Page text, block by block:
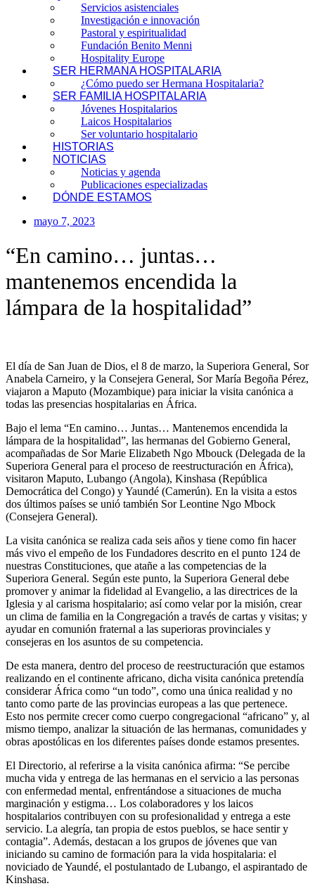
Servicios asistenciales
Investigación e innovación
Pastoral y espiritualidad
Fundación Benito Menni
Hospitality Europe
SER HERMANA HOSPITALARIA
¿Cómo puedo ser Hermana Hospitalaria?
SER FAMILIA HOSPITALARIA
Jóvenes Hospitalarios
Laicos Hospitalarios
Ser voluntario hospitalario
HISTORIAS
NOTICIAS
Noticias y agenda
Publicaciones especializadas
DÓNDE ESTAMOS
mayo 7, 2023
“En camino… juntas…
mantenemos encendida la
lámpara de la hospitalidad”
El día de San Juan de Dios, el 8 de marzo, la Superiora General, Sor
Anabela Carneiro, y la Consejera General, Sor María Begoña Pérez,
viajaron a Maputo (Mozambique) para iniciar la visita canónica a
todas las presencias hospitalarias en África.
Bajo el lema “En camino… Juntas… Mantenemos encendida la
lámpara de la hospitalidad”, las hermanas del Gobierno General,
acompañadas de Sor Marie Elizabeth Ngo Mbouck (Delegada de la
Superiora General para el proceso de reestructuración en África),
visitaron Maputo, Lubango (Angola), Kinshasa (República
Democrática del Congo) y Yaundé (Camerún). En la visita a estos
dos últimos países se unió también Sor Leontine Ngo Mbock
(Consejera General).
La visita canónica se realiza cada seis años y tiene como fin hacer
más vivo el empeño de los Fundadores descrito en el punto 124 de
nuestras Constituciones, que atañe a las competencias de la
Superiora General. Según este punto, la Superiora General debe
promover y animar la fidelidad al Evangelio, a las directrices de la
Iglesia y al carisma hospitalario; así como velar por la misión, crear
un clima de familia en la Congregación a través de cartas y visitas; y
ayudar en comunión fraternal a las superioras provinciales y
consejeras en los asuntos de su competencia.
De esta manera, dentro del proceso de reestructuración que estamos
realizando en el continente africano, dicha visita canónica pretendía
considerar África como “un todo”, como una única realidad y no
tanto como parte de las provincias europeas a las que pertenece.
Esto nos permite crecer como cuerpo congregacional “africano” y, al
mismo tiempo, analizar la situación de las hermanas, comunidades y
obras apostólicas en los diferentes países donde estamos presentes.
El Directorio, al referirse a la visita canónica afirma: “Se percibe
mucha vida y entrega de las hermanas en el servicio a las personas
con enfermedad mental, enfrentándose a situaciones de mucha
marginación y estigma… Los colaboradores y los laicos
hospitalarios contribuyen con su profesionalidad y entrega a este
servicio. La alegría, tan propia de estos pueblos, se hace sentir y
contagia”. Además, destacan a los grupos de jóvenes que van
iniciando su camino de formación para la vida hospitalaria: el
noviciado de Yaundé, el postulantado de Lubango, el aspirantado de
Kinshasa.